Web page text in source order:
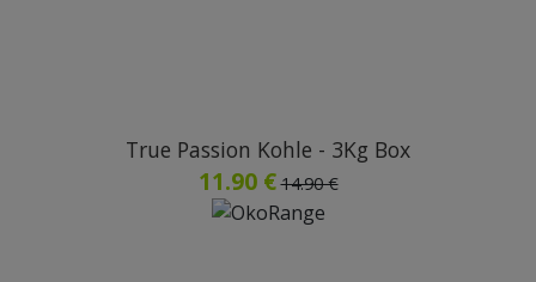
True Passion Kohle - 3Kg Box
11.90 € 14.90 €